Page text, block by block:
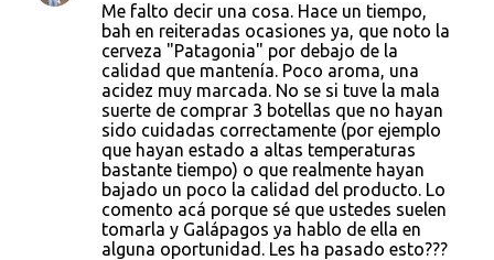
Me falto decir una cosa. Hace un tiempo,
bah en reiteradas ocasiones ya, que noto la
cerveza "Patagonia" por debajo de la
calidad que mantenía. Poco aroma, una
acidez muy marcada. No se si tuve la mala
suerte de comprar 3 botellas que no hayan
sido cuidadas correctamente (por ejemplo
que hayan estado a altas temperaturas
bastante tiempo) o que realmente hayan
bajado un poco la calidad del producto. Lo
comento acá porque sé que ustedes suelen
tomarla y Galápagos ya hablo de ella en
alguna oportunidad. Les ha pasado esto???